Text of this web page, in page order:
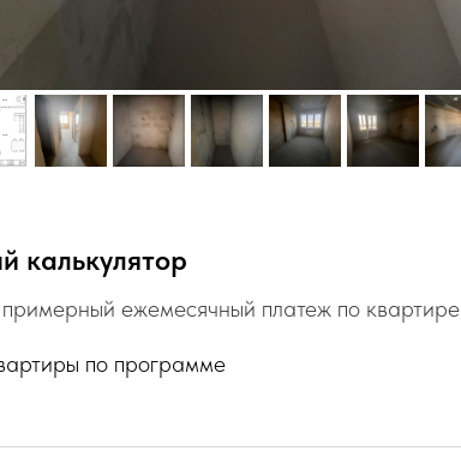
калькулятор
примерный ежемесячный платеж по квартире
по программе